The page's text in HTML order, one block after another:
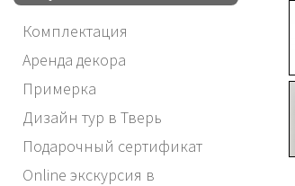
Комплектация
Аренда декора
Примерка
Дизайн тур в Тверь
Подарочный сертификат
Online экскурсия в